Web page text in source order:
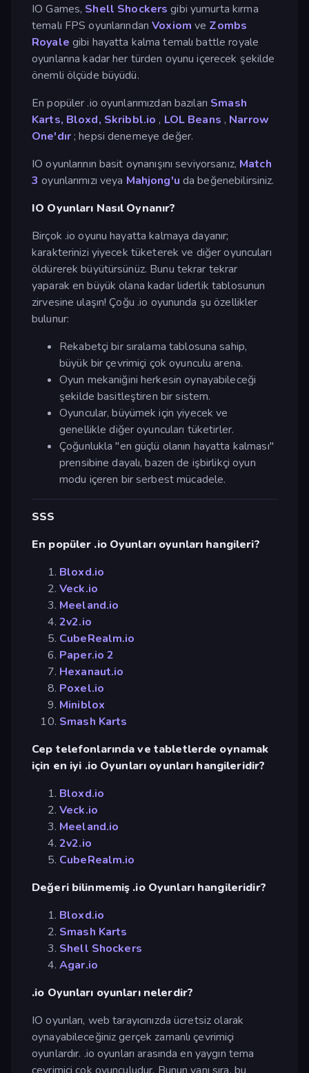
IO Games, Shell Shockers gibi yumurta kırma
temalı FPS oyunlarındanVoxiom ve Zombs
Royale gibi hayatta kalma temalı battle royale
oyunlarına kadar her türden oyunu içerecek şekilde
önemli ölçüde büyüdü.
En popüler .io oyunlarımızdan bazıları Smash
Karts, Bloxd, Skribbl.io , LOL Beans , Narrow
One'dır; hepsi denemeye değer.
IO oyunlarının basit oynanışını seviyorsanız, Match
3 oyunlarımızı veya Mahjong'u da beğenebilirsiniz.
IO Oyunları Nasıl Oynanır?
Birçok .io oyunu hayatta kalmaya dayanır;
karakterinizi yiyecek tüketerek ve diğer oyuncuları
öldürerek büyütürsünüz. Bunu tekrar tekrar
yaparak en büyük olana kadar liderlik tablosunun
zirvesine ulaşın! Çoğu .io oyununda şu özellikler
bulunur:
Rekabetçi bir sıralama tablosuna sahip,
büyük bir çevrimiçi çok oyunculu arena.
Oyun mekaniğini herkesin oynayabileceği
şekilde basitleştiren bir sistem.
Oyuncular, büyümek için yiyecek ve
genellikle diğer oyuncuları tüketirler.
Çoğunlukla "en güçlü olanın hayatta kalması"
prensibine dayalı, bazen de işbirlikçi oyun
modu içeren bir serbest mücadele.
SSS
En popüler .io Oyunları oyunları hangileri?
Bloxd.io
Veck.io
Meeland.io
2v2.io
CubeRealm.io
Paper.io 2
Hexanaut.io
Poxel.io
Miniblox
Smash Karts
Cep telefonlarında ve tabletlerde oynamak
için en iyi .io Oyunları oyunları hangileridir?
Bloxd.io
Veck.io
Meeland.io
2v2.io
CubeRealm.io
Değeri bilinmemiş .io Oyunları hangileridir?
Bloxd.io
Smash Karts
Shell Shockers
Agar.io
.io Oyunları oyunları nelerdir?
IO oyunları, web tarayıcınızda ücretsiz olarak
oynayabileceğiniz gerçek zamanlı çevrimiçi
oyunlardır. .io oyunları arasında en yaygın tema